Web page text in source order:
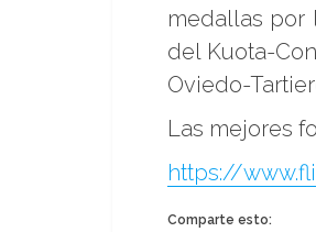
medallas por
del Kuota-
Oviedo-
Las mejores
https://
Comparte esto: